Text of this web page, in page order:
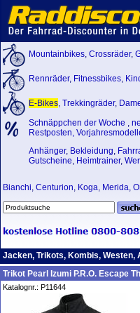
Mountainbikes, Crossräder,
Rennräder, Fitnessbikes,
E-Bikes, Trekkingräder,
Schnäppchen der Woche ,
Restposten,
Anhänger, Bekleidung,
Gutscheine, Heimtrainer,
Bianchi, Centurion, Koga, Merida,
Jacken, Trikots, Kombis, Westen,
Trikot Pearl Izumi P.R.O. Escape
Katalognr.: P11644